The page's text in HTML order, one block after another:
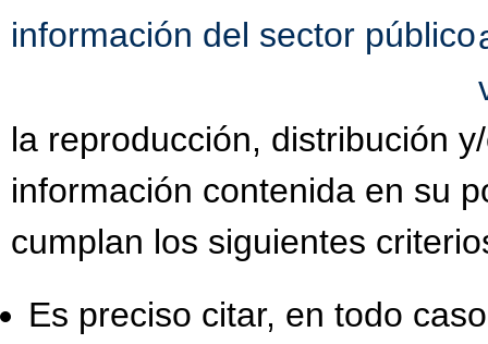
información del sector público
la reproducción, distribución
información contenida en su
cumplan los siguientes
Es preciso citar, en todo